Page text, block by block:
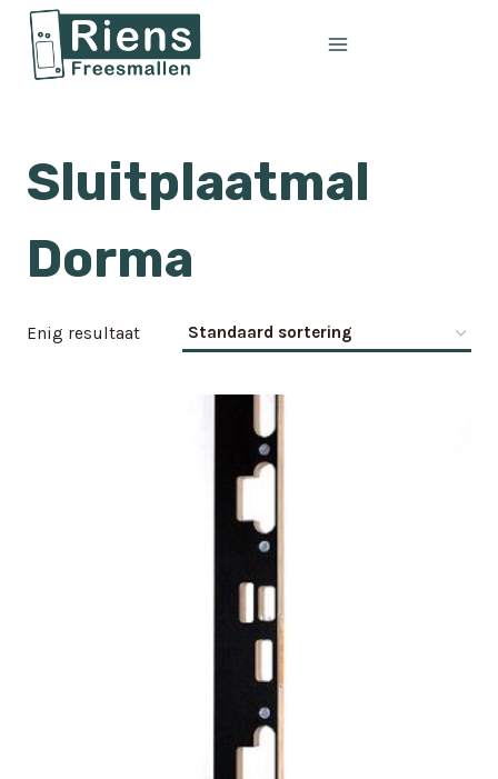
Doorgaan
naar
inhoud
Sluitplaatmal
Dorma
Enig resultaat